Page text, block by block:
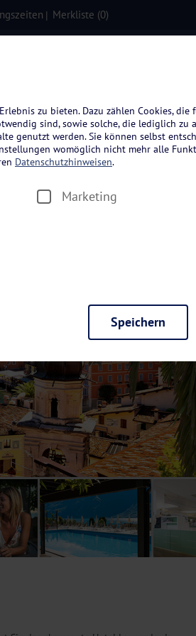
Merkliste (0)
zu bieten. Dazu zählen Cookies,
sind, sowie solche, die lediglich zu
genutzt werden. Sie können selbst
womöglich nicht mehr alle
Datenschutzhinweisen.
Marketing
und ermöglichen beispielsweise
unserer Seite schneller zur Verfügung zu
erfassen wir anonymisierte Daten für
den Effekt bestimmter Seiten unseres
und Facebook. Durch diese Dienste
Weitere Hinweise zu der Verarbeitung
in den Cookie-Einstellungenwiderrufen.
passend zu Ihren Interessen anzuzeigen.
Speichern